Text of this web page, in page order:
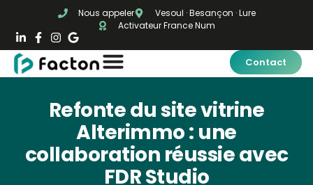
Nous appeler
Vesoul · Besançon · Lure
Activateur France Num
Contact
Refonte du site vitrine
Alterimmo : une
collaboration réussie avec
FDR Studio